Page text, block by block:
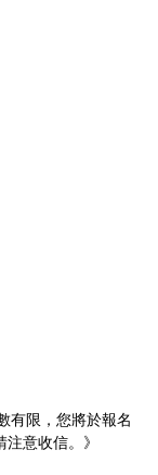
有限，您將於報名
意收信。》